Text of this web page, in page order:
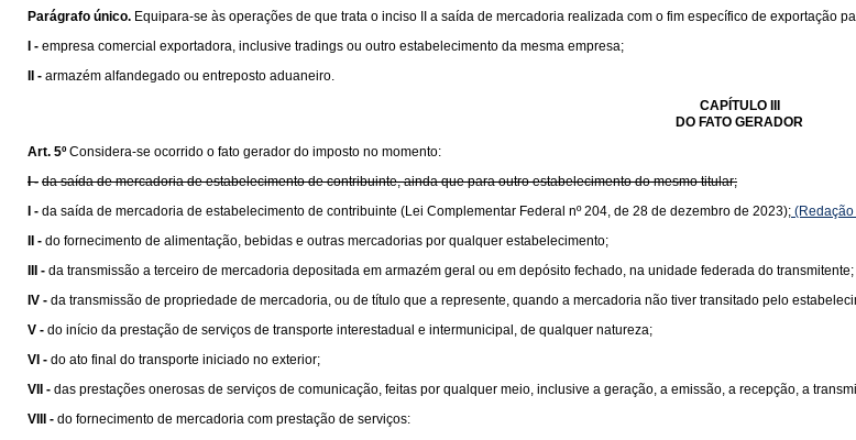
Parágrafo único. Equipara-se às operações de que trata o inciso II a saída de mercadoria realizada com o fim específico de exportação
I - empresa comercial exportadora, inclusive tradings ou outro estabelecimento da mesma empresa;
II - armazém alfandegado ou entreposto aduaneiro.
CAPÍTULO III
DO FATO GERADOR
Art. 5º Considera-se ocorrido o fato gerador do imposto no momento:
I - da saída de mercadoria de estabelecimento de contribuinte, ainda que para outro estabelecimento do mesmo titular;
I - da saída de mercadoria de estabelecimento de contribuinte (Lei Complementar Federal nº 204, de 28 de dezembro de 2023);
II - do fornecimento de alimentação, bebidas e outras mercadorias por qualquer estabelecimento;
III - da transmissão a terceiro de mercadoria depositada em armazém geral ou em depósito fechado, na unidade federada do transmitente;
IV - da transmissão de propriedade de mercadoria, ou de título que a represente, quando a mercadoria não tiver transitado pelo
V - do início da prestação de serviços de transporte interestadual e intermunicipal, de qualquer natureza;
VI - do ato final do transporte iniciado no exterior;
VII - das prestações onerosas de serviços de comunicação, feitas por qualquer meio, inclusive a geração, a emissão, a recepção, a
VIII - do fornecimento de mercadoria com prestação de serviços: